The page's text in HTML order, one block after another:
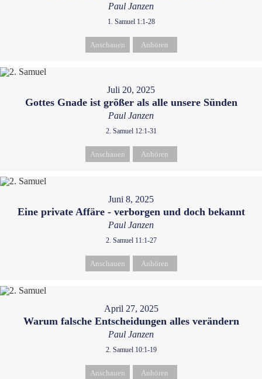
Paul Janzen
1. Samuel 1:1-28
Anschauen Anhören
Juli 20, 2025
Gottes Gnade ist größer als alle unsere Sünden
Paul Janzen
2. Samuel 12:1-31
Anschauen Anhören
Juni 8, 2025
Eine private Affäre - verborgen und doch bekannt
Paul Janzen
2. Samuel 11:1-27
Anschauen Anhören
April 27, 2025
Warum falsche Entscheidungen alles verändern
Paul Janzen
2. Samuel 10:1-19
Anschauen Anhören